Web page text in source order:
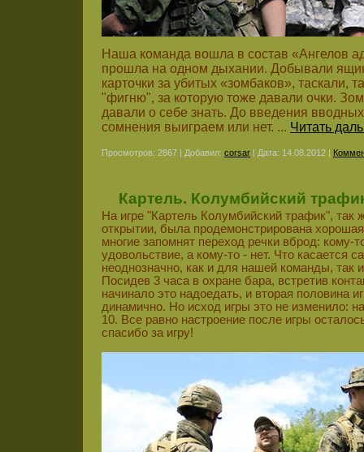
Наша команда вошла в состав «Ангелов
прошла на одном дыхании. Добывали
карточки за убитых «зомбаков», таскали,
"фигню", за которую тоже давали очки.
давали о себе знать. До введения
сомнения выиграем или нет. ... Читать
Просмотров: 2867 | Добавил: corsar | Дата: 14.08.2012 |
Картель. Колумбийский
На игре "Картель Колумбийский трафик", так
открытии, была продемонстрирована
многие запомнят переход речки вброд: кому-
удовольствие, а кому-то - нет. Что касается
неоднозначно, как и для нашей команды, так
Посидев 3 часа в охране бара, встретив
начинало это надоедать, и вторая половина
динамично. Но исход игры это не изменило:
10. Все равно настроение после игры
спасибо за игру!